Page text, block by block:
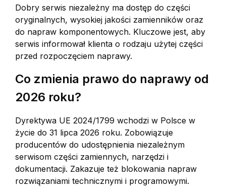
Dobry serwis niezależny ma dostęp do części
oryginalnych, wysokiej jakości zamienników oraz
do napraw komponentowych. Kluczowe jest, aby
serwis informował klienta o rodzaju użytej części
przed rozpoczęciem naprawy.
Co zmienia prawo do naprawy od
2026 roku?
Dyrektywa UE 2024/1799 wchodzi w Polsce w
życie do 31 lipca 2026 roku. Zobowiązuje
producentów do udostępnienia niezależnym
serwisom części zamiennych, narzędzi i
dokumentacji. Zakazuje też blokowania napraw
rozwiązaniami technicznymi i programowymi.